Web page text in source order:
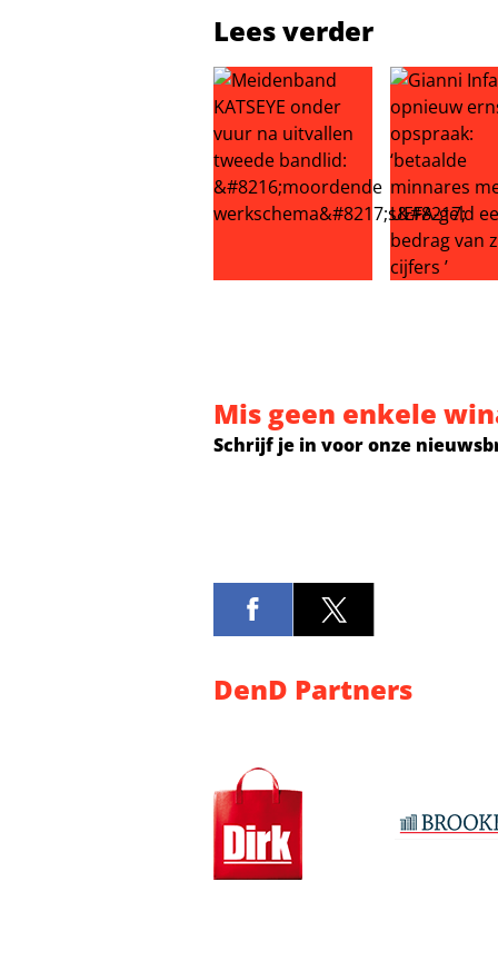
Lees verder
Gianni
Mis geen enkele
Schrijf je in voor onze
DenD Partners